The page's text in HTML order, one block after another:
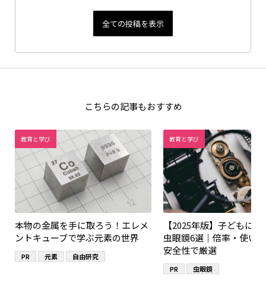
全ての投稿を表示
こちらの記事もおすすめ
教育と学び
本物の金属を手に取ろう！エレメ
ントキューブで学ぶ元素の世界
PR 元素 自由研究
教育と学び
【2025年版】子どもに
虫眼鏡6選｜倍率・使い
安全性で厳選
PR 虫眼鏡